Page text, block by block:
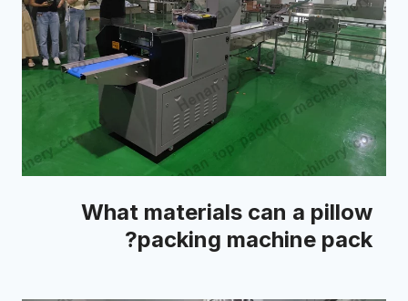
What materials can a pillow
packing machine pack?